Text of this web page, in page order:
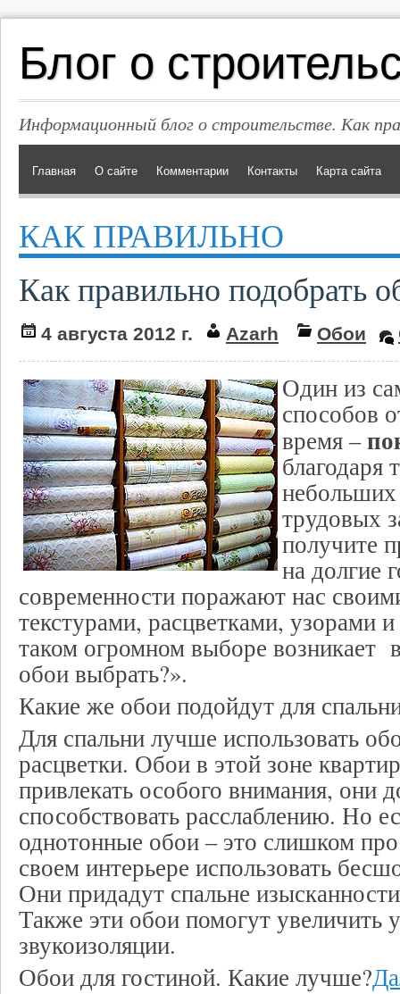
Блог о
Информационный блог о строительстве. Как
Главная О сайте Комментарии Контакты Карта сайта
КАК ПРАВИЛЬНО
Как правильно подобрать
4 августа 2012 г. Azarh Обои
Один из
способов
время –
благодаря
трудовых
получите
на долгие
современности поражают нас
текстурами, расцветками, узорами
таком огромном выборе возникает
обои выбрать?».
Какие же обои подойдут для
Для спальни лучше использовать
расцветки. Обои в этой зоне
привлекать особого внимания, они
способствовать расслаблению. Но
однотонные обои – это слишком
своем интерьере использовать
Они придадут спальне
Также эти обои помогут увеличить
звукоизоляции.
Обои для гостиной. Какие лучше?